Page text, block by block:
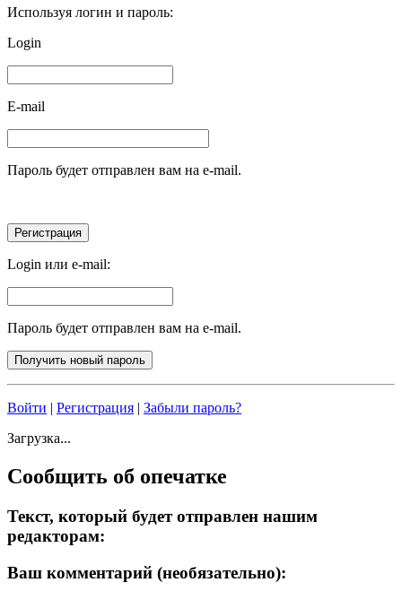
Используя логин и пароль:
Login
E-mail
Пароль будет отправлен вам на e-mail.
Login или e-mail:
Пароль будет отправлен вам на e-mail.
Войти | Регистрация | Забыли пароль?
Загрузка...
Сообщить об опечатке
Текст, который будет отправлен нашим
редакторам:
Ваш комментарий (необязательно):